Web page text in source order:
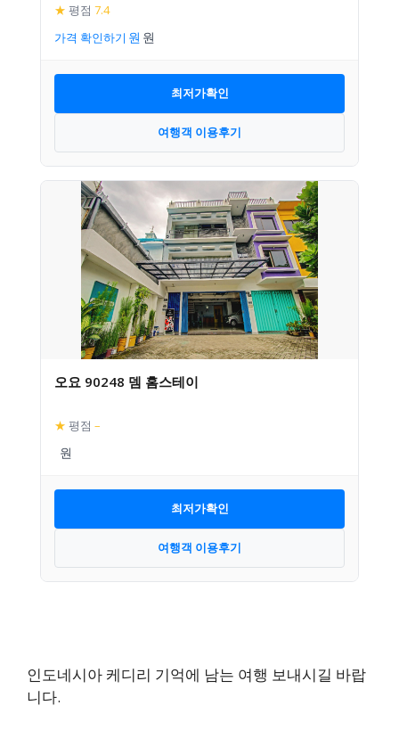
★ 평점 7.4
가격 확인하기
최저가확인
여행객 이용후기
오요 90248 뎀 홈스테이
★ 평점 –
최저가확인
여행객 이용후기
인도네시아 케디리 기억에 남는 여행 보내시길 바랍
니다.